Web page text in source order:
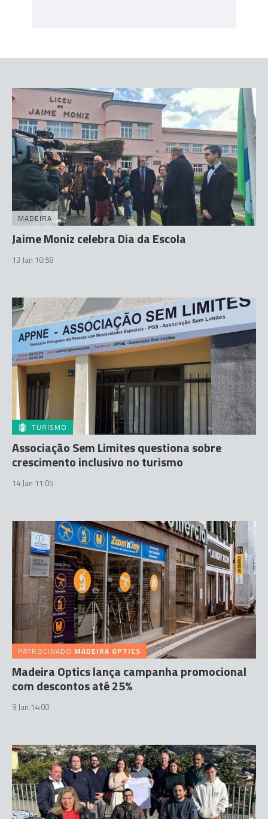
MADEIRA
Jaime Moniz celebra Dia da Escola
13 Jan 10:58
TURISMO
Associação Sem Limites questiona sobre
crescimento inclusivo no turismo
14 Jan 11:05
PATROCINADO MADEIRA OPTICS
Madeira Optics lança campanha promocional
com descontos até 25%
9 Jan 14:00